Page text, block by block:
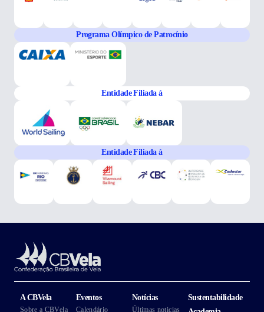
Programa Olímpico de Patrocínio
Entidade Filiada à
Entidade Filiada à
A CBVela
Sobre a CBVela
Eventos
Calendário
Notícias
Últimas noticias
Sustentabilidade